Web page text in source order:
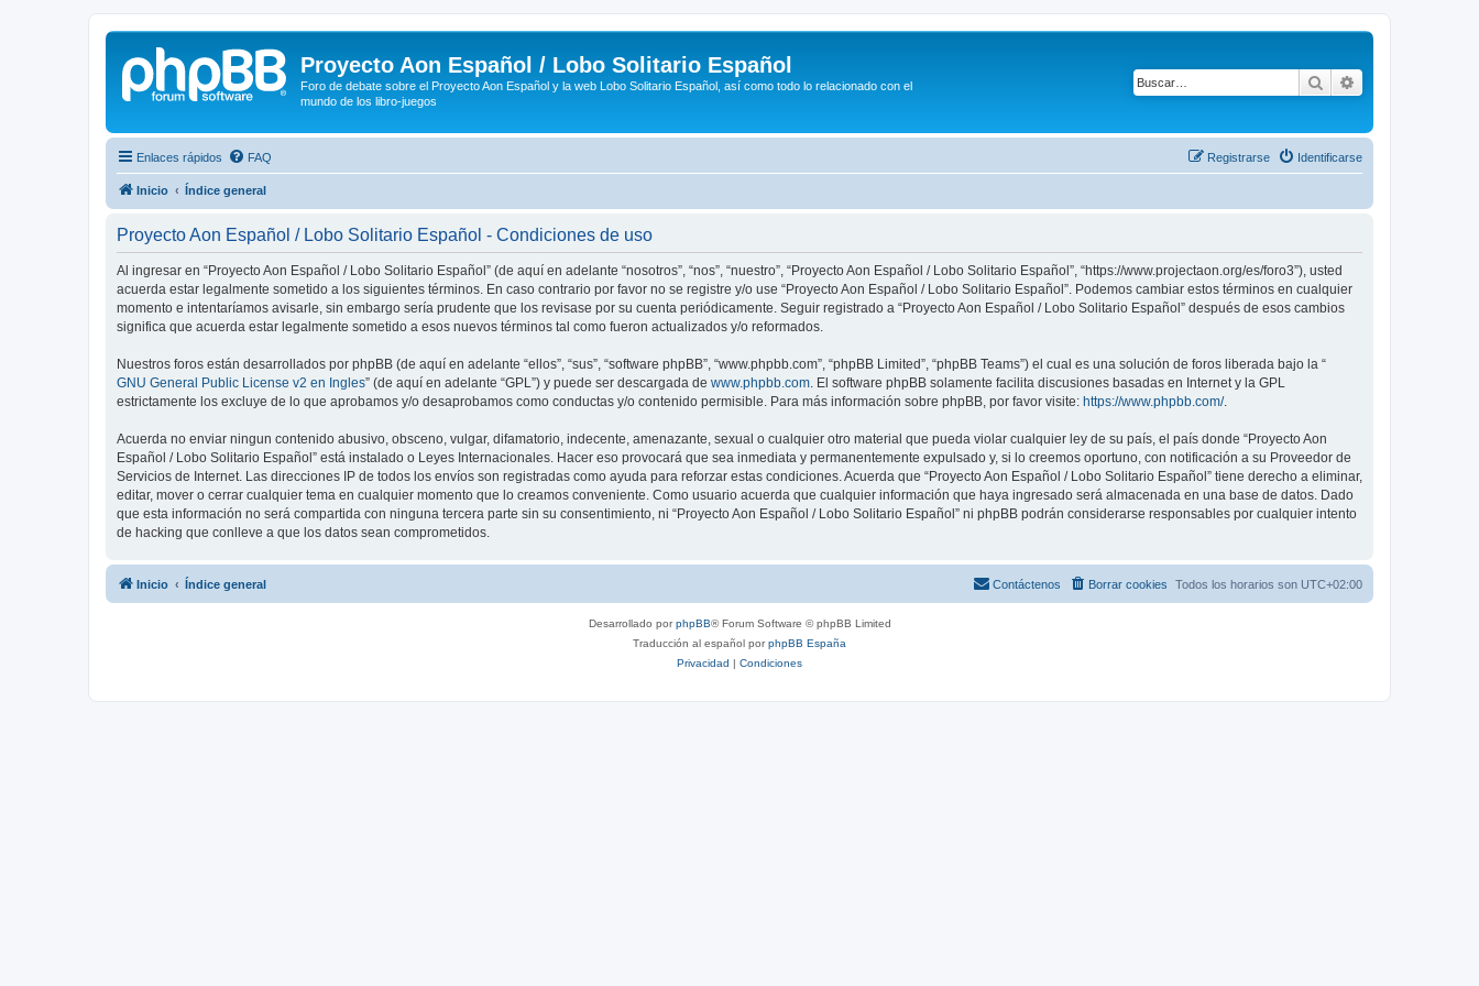
Proyecto Aon Español / Lobo Solitario Español
Foro de debate sobre el Proyecto Aon Español y la web Lobo Solitario Español, así como todo lo relacionado con el
mundo de los libro-juegos
Buscar
Enlaces rápidos FAQ Identificarse
Registrarse
Inicio Índice general
Proyecto Aon Español / Lobo Solitario Español - Condiciones de uso
Al ingresar en “Proyecto Aon Español / Lobo Solitario Español” (de aquí en adelante “nosotros”, “nos”, “nuestro”, “Proyecto Aon Español / Lobo Solitario Español”, “https://www.projectaon.org/es/foro3”), usted
acuerda estar legalmente sometido a los siguientes términos. En caso contrario por favor no se registre y/o use “Proyecto Aon Español / Lobo Solitario Español”. Podemos cambiar estos términos en cualquier
momento e intentaríamos avisarle, sin embargo sería prudente que los revisase por su cuenta periódicamente. Seguir registrado a “Proyecto Aon Español / Lobo Solitario Español” después de esos cambios
significa que acuerda estar legalmente sometido a esos nuevos términos tal como fueron actualizados y/o reformados.
Nuestros foros están desarrollados por phpBB (de aquí en adelante “ellos”, “sus”, “software phpBB”, “www.phpbb.com”, “phpBB Limited”, “phpBB Teams”) el cual es una solución de foros liberada bajo la “
GNU General Public License v2 en Ingles” (de aquí en adelante “GPL”) y puede ser descargada de www.phpbb.com . El software phpBB solamente facilita discusiones basadas en Internet y la GPL
estrictamente los excluye de lo que aprobamos y/o desaprobamos como conductas y/o contenido permisible. Para más información sobre phpBB, por favor visite: https://www.phpbb.com/.
Acuerda no enviar ningun contenido abusivo, obsceno, vulgar, difamatorio, indecente, amenazante, sexual o cualquier otro material que pueda violar cualquier ley de su país, el país donde “Proyecto Aon
Español / Lobo Solitario Español” está instalado o Leyes Internacionales. Hacer eso provocará que sea inmediata y permanentemente expulsado y, si lo creemos oportuno, con notificación a su Proveedor de
Servicios de Internet. Las direcciones IP de todos los envíos son registradas como ayuda para reforzar estas condiciones. Acuerda que “Proyecto Aon Español / Lobo Solitario Español” tiene derecho a eliminar,
editar, mover o cerrar cualquier tema en cualquier momento que lo creamos conveniente. Como usuario acuerda que cualquier información que haya ingresado será almacenada en una base de datos. Dado
que esta información no será compartida con ninguna tercera parte sin su consentimiento, ni “Proyecto Aon Español / Lobo Solitario Español” ni phpBB podrán considerarse responsables por cualquier intento
de hacking que conlleve a que los datos sean comprometidos.
Inicio Índice general Todos los horarios son UTC+02:00
Borrar cookies
Contáctenos
Desarrollado porphpBB® Forum Software © phpBB Limited
Traducción al español porphpBB España
Privacidad | Condiciones